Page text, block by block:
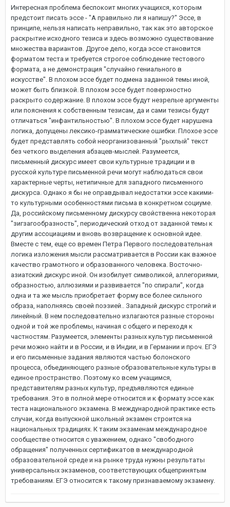
Интересная проблема беспокоит многих учащихся, которым
предстоит писать эссе - "А правильно ли я напишу?" Эссе, в
принципе, нельзя написать неправильно, так как это авторское
раскрытие исходного тезиса и здесь возможно существование
множества вариантов. Другое дело, когда эссе становится
форматом теста и требуется строгое соблюдение тестового
формата, а не демонстрация "случайно гениального в
искусстве". В плохом эссе будет подмена заданной темы иной,
может быть близкой. В плохом эссе будет поверхностно
раскрыто содержание. В плохом эссе будут незрелые аргументы
или пояснения к собственным тезисам, да и сами тезисы будут
отличаться "инфантильностью". В плохом эссе будет нарушена
логика, допущены лексико-грамматические ошибки. Плохое эссе
будет представлять собой неорганизованный "рыхлый" текст
без четкого выделения абзацев-мыслей. Разумеется,
письменный дискурс имеет свои культурные традиции и в
русской культуре письменной речи могут наблюдаться свои
характерные черты, нетипичные для западного письменного
дискурса. Однако я бы не оправдывал недостатки эссе какими-
то культурными особенностями письма в конкретном социуме.
Да, российскому письменному дискурсу свойственна некоторая
"зигзагообразность", периодический отход от заданной темы к
другим ассоциациям и вновь возвращение к основной идее.
Вместе с тем, еще со времен Петра Первого последовательная
логика изложения мысли рассматривается в России как важное
качество грамотного и образованного человека. Восточно-
азиатский дискурс иной. Он изобилует символикой, аллегориями,
образностью, аллюзиями и развивается "по спирали", когда
одна и та же мысль приобретает форму все более сильного
образа, наполняясь своей поэзией.. Западный дискурс строгий и
линейный. В нем последовательно излагаются разные стороны
одной и той же проблемы, начиная с общего и переходя к
частностям. Разумеется, элементы разных культур письменной
речи можно найти и в России, и в Индии, и в Германии и проч. ЕГЭ
и его письменные задания являются частью болонского
процесса, объединяющего разные образовательные культуры в
единое пространство. Поэтому ко всем учащимся,
представителям разных культур, предъявляются единые
требования. Это в полной мере относится и к формату эссе как
теста национального экзамена. В международной практике есть
случаи, когда выпускной школьный экзамен строится на
национальных традициях. К таким экзаменам международное
сообществе относится с уважением, однако "свободного
обращения" полученных сертификатов в международной
образовательной среде и на рынке труда нужны результаты
универсальных экзаменов, соответствующих общепринятым
требованиям. ЕГЭ относится к такому признаваемому экзамену.